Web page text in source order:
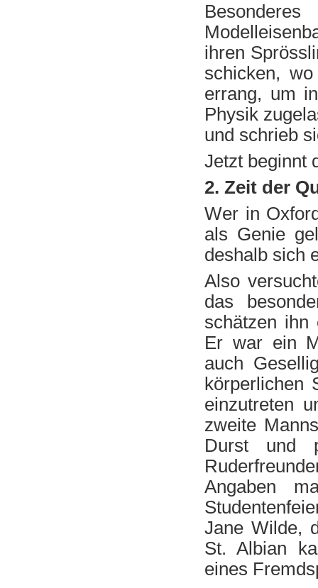
ihren
schicken,
errang, um
Physik
und schrieb
Jetzt beginnt
2. Zeit der
Wer in
als Genie
deshalb sich
Also
das
schätzen ihn
Er war ein
auch
körperlichen
einzutreten
zweite
Durst und
Angaben
Jane Wilde,
St. Albian
eines